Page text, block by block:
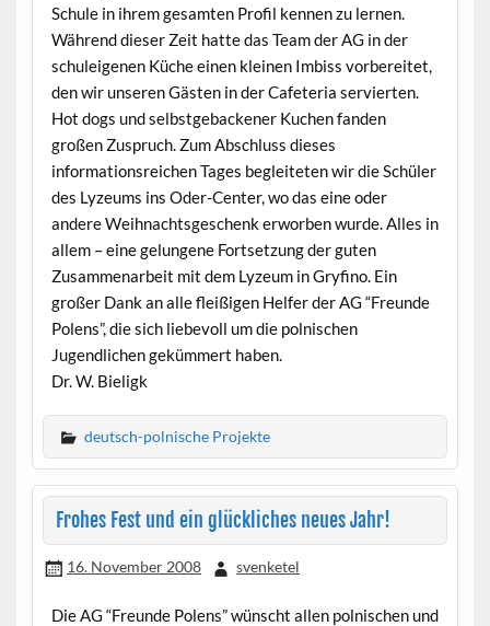
Schule in ihrem gesamten Profil kennen zu lernen.
Während dieser Zeit hatte das Team der AG in der
schuleigenen Küche einen kleinen Imbiss vorbereitet,
den wir unseren Gästen in der Cafeteria servierten.
Hot dogs und selbstgebackener Kuchen fanden
großen Zuspruch. Zum Abschluss dieses
informationsreichen Tages begleiteten wir die Schüler
des Lyzeums ins Oder-Center, wo das eine oder
andere Weihnachtsgeschenk erworben wurde. Alles in
allem – eine gelungene Fortsetzung der guten
Zusammenarbeit mit dem Lyzeum in Gryfino. Ein
großer Dank an alle fleißigen Helfer der AG “Freunde
Polens”, die sich liebevoll um die polnischen
Jugendlichen gekümmert haben.
Dr. W. Bieligk
deutsch-polnische Projekte
Frohes Fest und ein glückliches neues Jahr!
16. November 2008 svenketel
Die AG “Freunde Polens” wünscht allen polnischen und